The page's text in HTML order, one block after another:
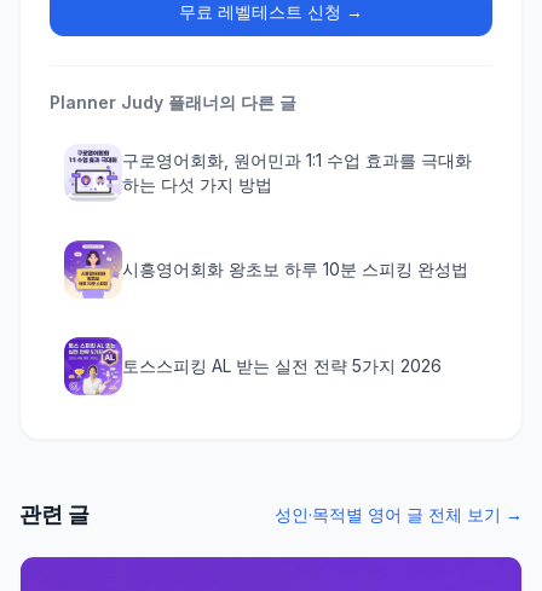
무료 레벨테스트 신청 →
Planner Judy 플래너의 다른 글
구로영어회화, 원어민과 1:1 수업 효과를 극대화
하는 다섯 가지 방법
시흥영어회화 왕초보 하루 10분 스피킹 완성법
토스스피킹 AL 받는 실전 전략 5가지 2026
관련 글 성인·목적별 영어 글 전체 보기 →